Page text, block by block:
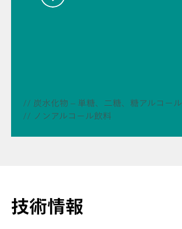
// 炭水化物 – 単糖、二糖、糖アルコール
// ノンアルコール飲料
技術情報